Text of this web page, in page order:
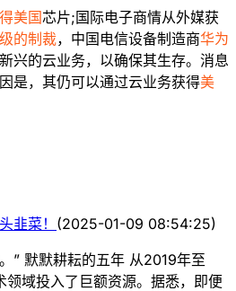
美国芯片;国际电子商情从外媒获
的制裁，中国电信设备制造商华为
兴的云业务，以确保其生存。消息
是，其仍可以通过云业务获得美
韭菜！ (2025-01-09 08:54:25)
” 默默耕耘的五年 从2019年至
领域投入了巨额资源。据悉，即便